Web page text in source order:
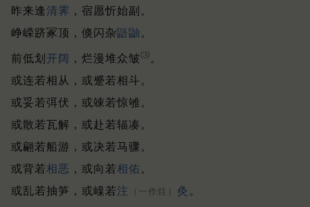
昨来逢清霁 ，宿愿忻始副。
峥嵘跻冢顶，倏闪杂鼯鼬 。
前低划 开阔 ，烂漫堆众皱⑶ 。
或连若相从，或蹙若相斗。
或妥若弭伏，或竦若惊雊。
或散若瓦解，或赴若辐凑。
或翩若船游，或决若马骤。
或背若相恶 ，或向若相佑 。
或乱若抽笋，或嵲若注 （一作炷） 灸 。